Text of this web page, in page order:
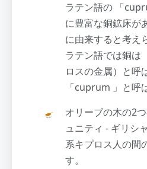
ラテン語の 「
に豊富な銅鉱床が
に由来すると考え
ラテン語では銅は
ロスの金属）と呼
「cuprum 」と呼
オリーブの木の2
ュニティ - ギリシ
系キプロス人の間
す。